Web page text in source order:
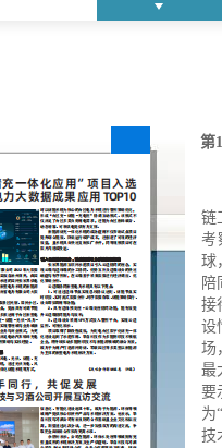
第
链
考
球
陪
接
设
场
最
要
为
技